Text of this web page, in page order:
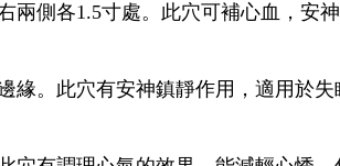
兩側各1.5寸處。此穴可補心血，安
。此穴有安神鎮靜作用，適用於失